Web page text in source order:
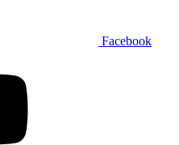
Facebook